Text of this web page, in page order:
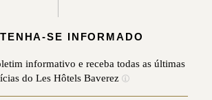
SE INFORMADO
informativo e receba todas as últimas
do Les Hôtels Baverez